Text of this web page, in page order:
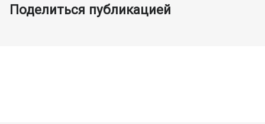
Поделиться публикацией